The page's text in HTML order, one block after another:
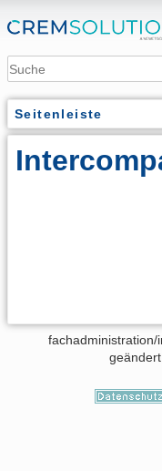
Seitenleiste